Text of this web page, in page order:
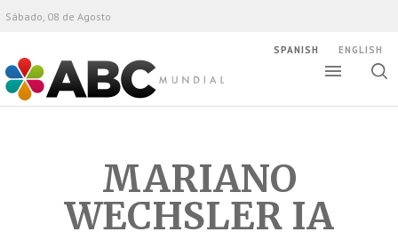
ABC Mundial
Sábado, 08 de Agosto
SPANISH ENGLISH
MARIANO
WECHSLER IA